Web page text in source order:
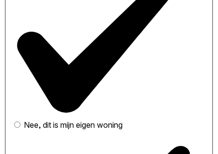
Nee, dit is mijn eigen woning